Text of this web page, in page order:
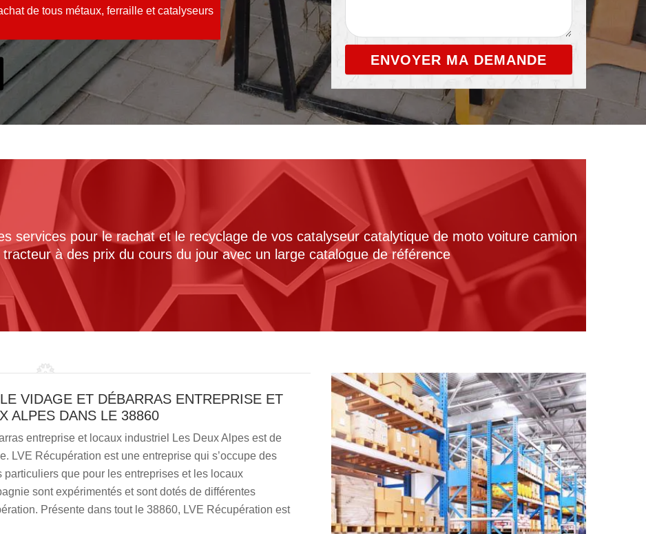
de tous métaux, ferraille et catalyseurs
services pour le rachat et le recyclage de vos catalyseur catalytique de moto voiture camion
à des prix du cours du jour avec un large catalogue de référence
VIDAGE ET DÉBARRAS ENTREPRISE ET
ALPES DANS LE 38860
entreprise et locaux industriel Les Deux Alpes est de
LVE Récupération est une entreprise qui s’occupe des
que pour les entreprises et les locaux
sont expérimentés et sont dotés de différentes
Présente dans tout le 38860, LVE Récupération est